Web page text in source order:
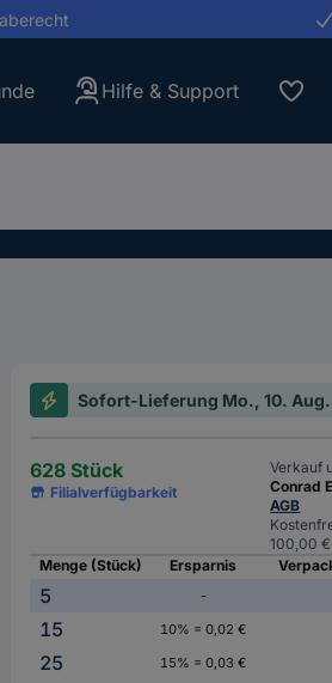
Hilfe & Support
Sofort-Lieferung Mo., 10. Aug.
628 Stück
Filialverfügbarkeit
Verkauf
Conrad
AGB
100,00 €
Menge (Stück)
Ersparnis
5 -
15
10% = 0,02 €
25
15% = 0,03 €